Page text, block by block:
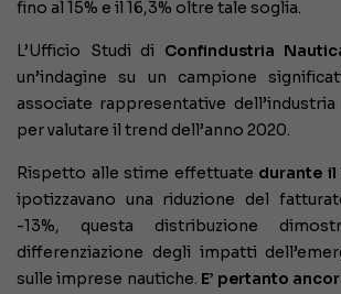
fino al 15% e il 16,3% oltre tale soglia.
L’Ufficio Studi di Confindustria
un’indagine su un campione
associate rappresentative dell’industria
per valutare il trend dell’anno 2020.
Rispetto alle stime effettuate durante
ipotizzavano una riduzione del
-13%, questa distribuzione
differenziazione degli impatti
sulle imprese nautiche. E’ pertanto